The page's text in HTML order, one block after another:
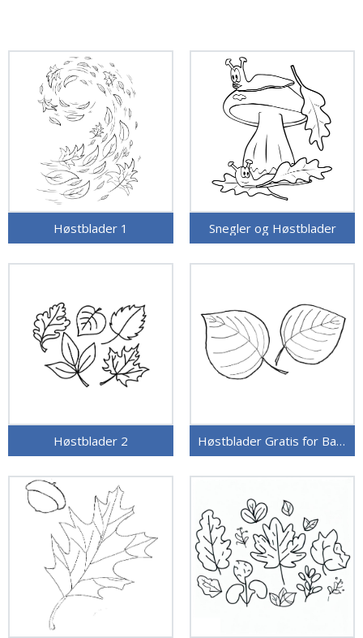
Høstblader 1 Snegler og Høstblader
Høstblader 2 Høstblader Gratis for Barn